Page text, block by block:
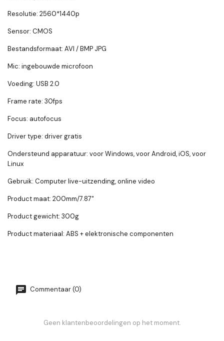
Resolutie: 2560*1440p
Sensor: CMOS
Bestandsformaat: AVI / BMP JPG
Mic: ingebouwde microfoon
Voeding: USB 2.0
Frame rate: 30fps
Focus: autofocus
Driver type: driver gratis
Ondersteund apparatuur: voor Windows, voor Android, iOS, voor
Linux
Gebruik: Computer live-uitzending, online video
Product maat: 200mm/7.87"
Product gewicht: 300g
Product materiaal: ABS + elektronische componenten
Commentaar (0)
Geen klantenbeoordelingen op het moment.